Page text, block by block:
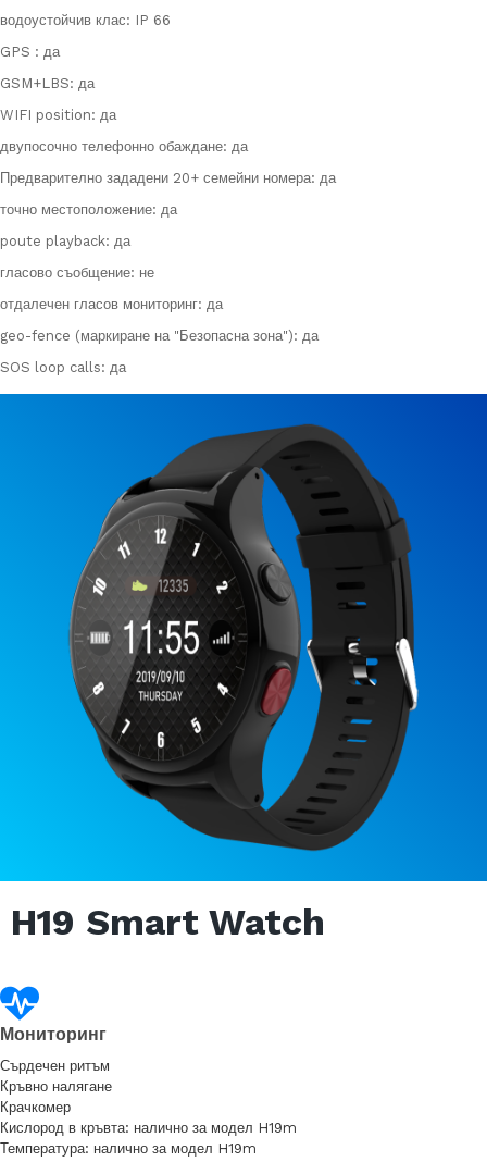
водоустойчив клас: IP 66
GPS : да
GSM+LBS: да
WIFI position: да
двупосочно телефонно обаждане: да
Предварително зададени 20+ семейни номера: да
точно местоположение: да
poute playback: да
гласово съобщение: не
отдалечен гласов мониторинг: да
geo-fence (маркиране на "Безопасна зона"): да
SOS loop calls: да
H19 Smart Watch
Мониторинг
Сърдечен ритъм
Кръвно налягане
Крачкомер
Кислород в кръвта: налично за модел H19m
Температура: налично за модел H19m